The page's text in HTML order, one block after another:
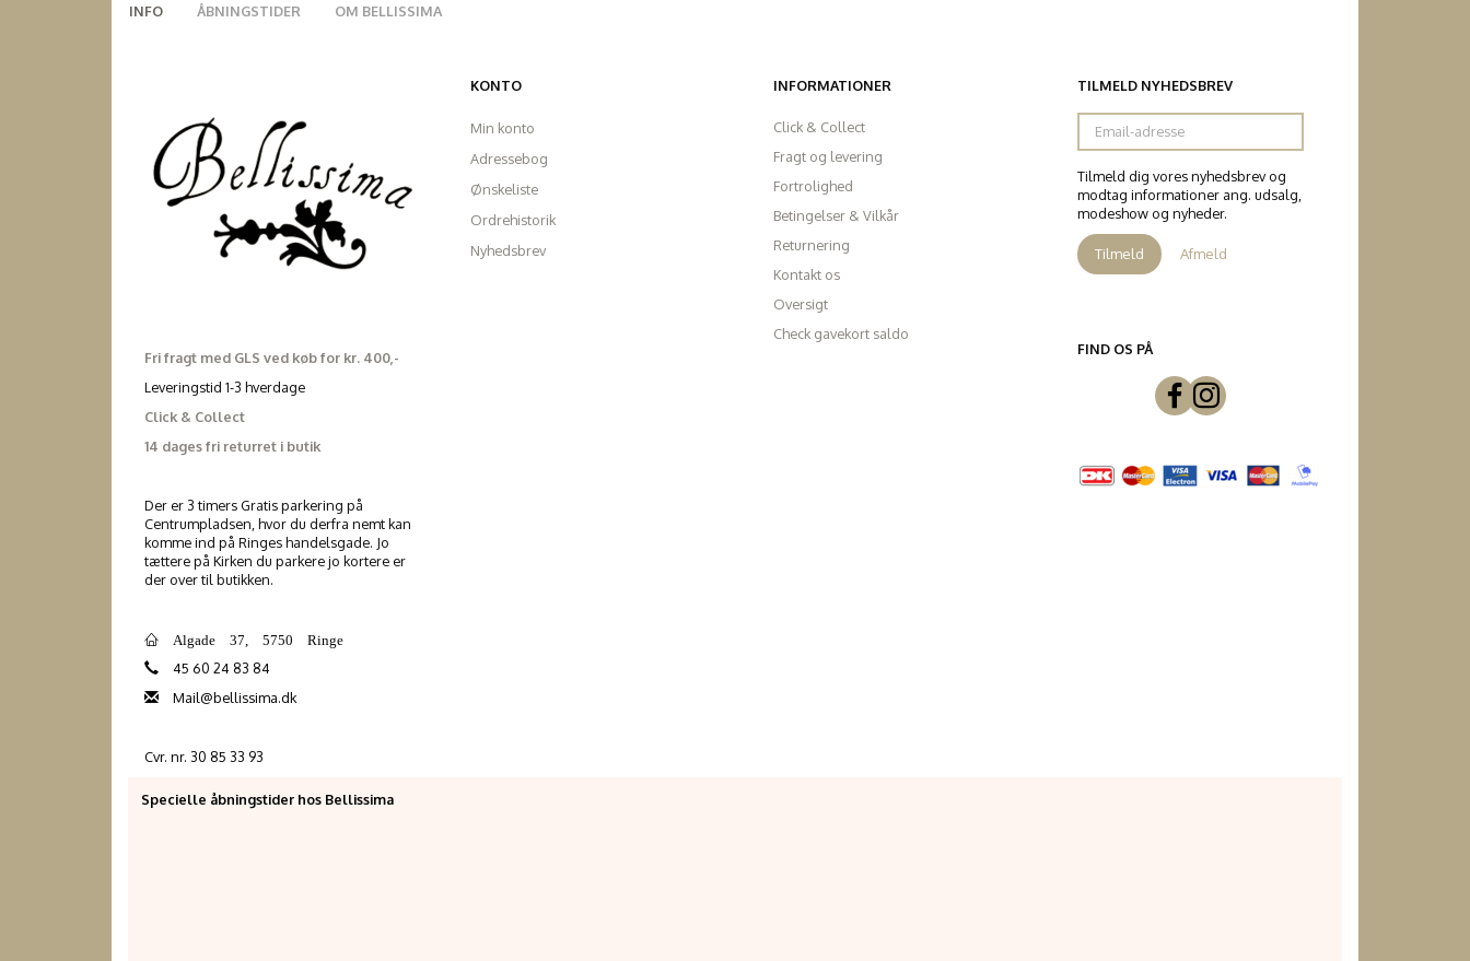
INFO ÅBNINGSTIDER OM BELLISSIMA
Fri fragt med GLS ved køb for kr. 400,-
Leveringstid 1-3 hverdage
Click & Collect
14 dages fri returret i butik
Der er 3 timers Gratis parkering på
Centrumpladsen, hvor du derfra nemt kan
komme ind på Ringes handelsgade. Jo
tættere på Kirken du parkere jo kortere er
der over til butikken.
Algade 37, 5750 Ringe
45 60 24 83 84
Mail@bellissima.dk
Cvr. nr. 30 85 33 93
KONTO
Min konto
Adressebog
Ønskeliste
Ordrehistorik
Nyhedsbrev
INFORMATIONER
Click & Collect
Fragt og levering
Fortrolighed
Betingelser & Vilkår
Returnering
Kontakt os
Oversigt
Check gavekort saldo
TILMELD NYHEDSBREV
Email-
adresse
Tilmeld dig vores nyhedsbrev og
modtag informationer ang. udsalg,
modeshow og nyheder.
Tilmeld Afmeld
FIND OS PÅ
Specielle åbningstider hos Bellissima